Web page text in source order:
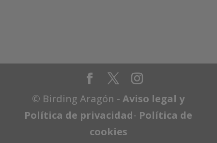
© Birding Aragón -Aviso legal y
Política de privacidad- Política de
cookies